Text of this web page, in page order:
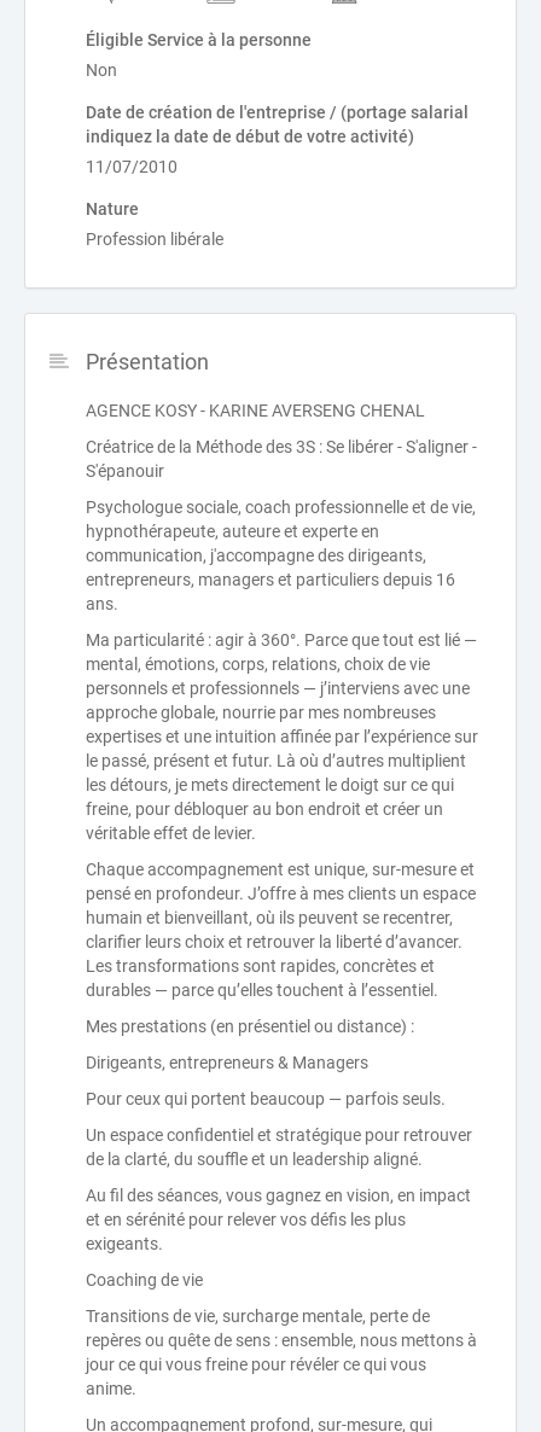
Éligible Service à la personne
Non
Date de création de l'entreprise / (portage salarial
indiquez la date de début de votre activité)
11/07/2010
Nature
Profession libérale
Présentation
AGENCE KOSY - KARINE AVERSENG CHENAL
Créatrice de la Méthode des 3S : Se libérer - S'aligner -
S'épanouir
Psychologue sociale, coach professionnelle et de vie,
hypnothérapeute, auteure et experte en
communication, j'accompagne des dirigeants,
entrepreneurs, managers et particuliers depuis 16
ans.
Ma particularité : agir à 360°. Parce que tout est lié —
mental, émotions, corps, relations, choix de vie
personnels et professionnels — j’interviens avec une
approche globale, nourrie par mes nombreuses
expertises et une intuition affinée par l’expérience sur
le passé, présent et futur. Là où d’autres multiplient
les détours, je mets directement le doigt sur ce qui
freine, pour débloquer au bon endroit et créer un
véritable effet de levier.
Chaque accompagnement est unique, sur-mesure et
pensé en profondeur. J’offre à mes clients un espace
humain et bienveillant, où ils peuvent se recentrer,
clarifier leurs choix et retrouver la liberté d’avancer.
Les transformations sont rapides, concrètes et
durables — parce qu’elles touchent à l’essentiel.
Mes prestations (en présentiel ou distance) :
Dirigeants, entrepreneurs & Managers
Pour ceux qui portent beaucoup — parfois seuls.
Un espace confidentiel et stratégique pour retrouver
de la clarté, du souffle et un leadership aligné.
Au fil des séances, vous gagnez en vision, en impact
et en sérénité pour relever vos défis les plus
exigeants.
Coaching de vie
Transitions de vie, surcharge mentale, perte de
repères ou quête de sens : ensemble, nous mettons à
jour ce qui vous freine pour révéler ce qui vous
anime.
Un accompagnement profond, sur-mesure, qui